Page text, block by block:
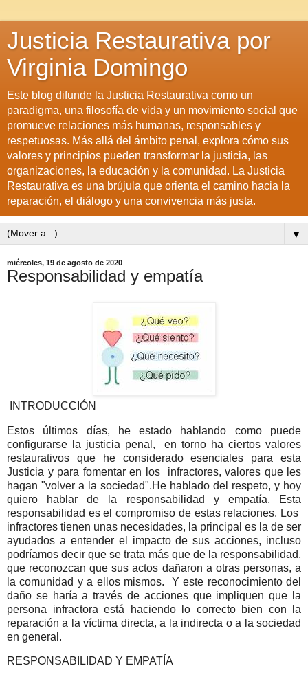
Justicia Restaurativa por
Virginia Domingo
Este blog difunde la Justicia Restaurativa como un
paradigma, una filosofía de vida y un movimiento social que
promueve relaciones más humanas, responsables y
respetuosas. Más allá del ámbito penal, explora cómo sus
valores y principios pueden transformar la justicia, las
organizaciones, la educación y la comunidad. La Justicia
Restaurativa es una brújula que orienta el camino hacia la
reparación, el diálogo y una convivencia más justa.
▼
miércoles, 19 de agosto de 2020
Responsabilidad y empatía
INTRODUCCIÓN
Estos últimos días, he estado hablando como puede
configurarse la justicia penal, en torno ha ciertos valores
restaurativos que he considerado esenciales para esta
Justicia y para fomentar en los infractores, valores que les
hagan "volver a la sociedad".He hablado del respeto, y hoy
quiero hablar de la responsabilidad y empatía. Esta
responsabilidad es el compromiso de estas relaciones. Los
infractores tienen unas necesidades, la principal es la de ser
ayudados a entender el impacto de sus acciones, incluso
podríamos decir que se trata más que de la responsabilidad,
que reconozcan que sus actos dañaron a otras personas, a
la comunidad y a ellos mismos. Y este reconocimiento del
daño se haría a través de acciones que impliquen que la
persona infractora está haciendo lo correcto bien con la
reparación a la víctima directa, a la indirecta o a la sociedad
en general.
RESPONSABILIDAD Y EMPATÍA